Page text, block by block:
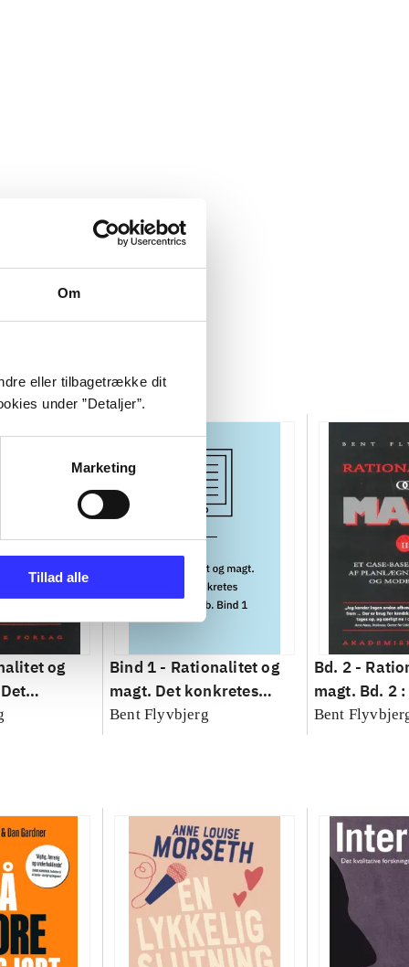
Om
eller tilbagetrække dit
under ”Detaljer”.
Marketing
Tillad alle
og
Bind 1 - Rationalitet og
magt. Det konkretes
videnskab. Bind 1
Bent Flyvbjerg
Bd. 2 -
magt. Bd. 2
baseret
Bent